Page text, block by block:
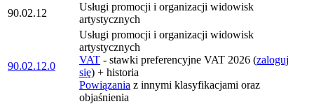
90.02.12
Usługi promocji i organizacji widowisk
artystycznych
90.02.12.0
Usługi promocji i organizacji widowisk
artystycznych
VAT - stawki preferencyjne VAT 2026 (zaloguj
się) + historia
Powiązania z innymi klasyfikacjami oraz
objaśnienia